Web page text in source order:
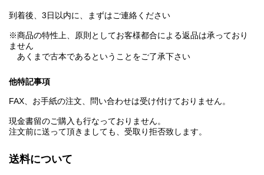
到着後、3日以内に、まずはご連絡ください
※商品の特性上、原則としてお客様都合による返品は承っており
ません
あくまで古本であるということをご了承下さい
他特記事項
FAX、お手紙の注文、問い合わせは受け付けておりません。
現金書留のご購入も行なっておりません。
注文前に送って頂きましても、受取り拒否致します。
送料について